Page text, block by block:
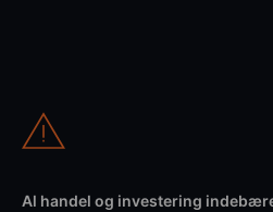
Al handel og investering